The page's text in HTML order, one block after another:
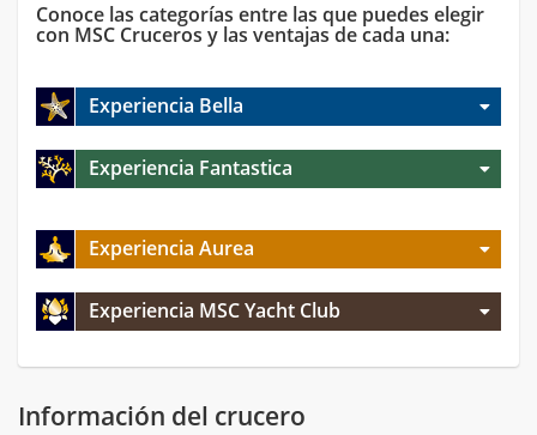
Conoce las categorías entre las que puedes elegir
con MSC Cruceros y las ventajas de cada una:
Experiencia Bella
Experiencia Fantastica
Experiencia Aurea
Experiencia MSC Yacht Club
Información del crucero